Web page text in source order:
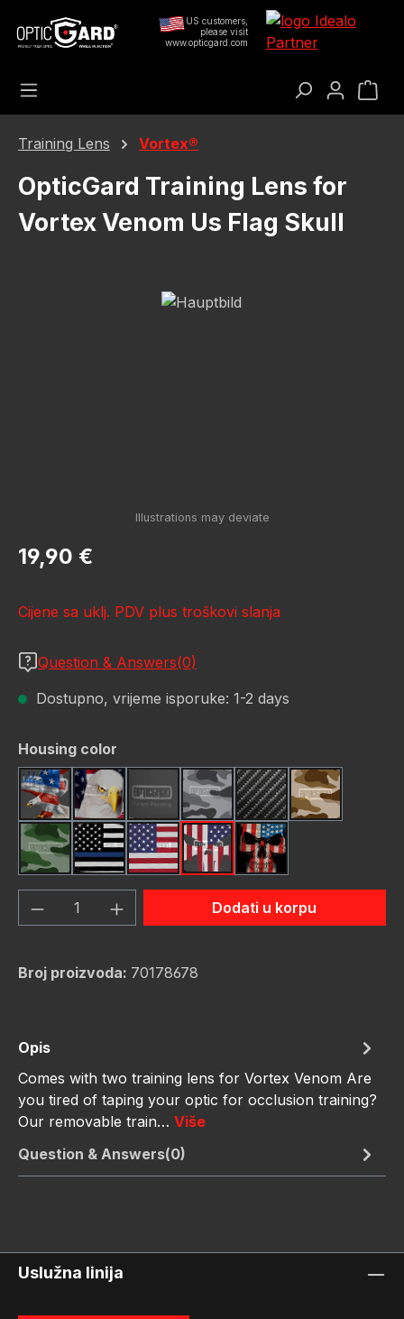
Preskoči na glavni sadržaj US customers,
please visit
www.opticgard.com
Training Lens Vortex®
OpticGard Training Lens for
Vortex Venom Us Flag Skull
Preskoči galeriju slika
Redovna cijena:
19,90 €
Cijene sa uklj. PDV plus troškovi slanja
Question & Answers(0)
Dostupno, vrijeme isporuke: 1-2 days
Odaberi
Housing color
American EagleBald Eagle American Flag
Black Camo GreyCarbon Fiber Black
Desert
Green Hunting Camouflag
Thin Blue Line Flag
USA Flag New
Us Flag SkullUs Flag Skull #2
Količina proizvoda: Unesite željenu
Dodati u korpu
Broj proizvoda: 70178678
Opis
Comes with two training lens for Vortex Venom Are
you tired of taping your optic for occlusion training?
Our removable train… Više
Question & Answers(0)
Uslužna linija